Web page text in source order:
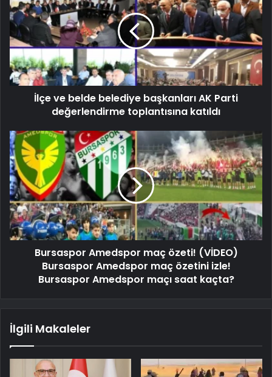
İlçe ve belde belediye başkanları AK Parti
değerlendirme toplantısına katıldı
Bursaspor Amedspor maç özeti! (VİDEO)
Bursaspor Amedspor maç özetini izle!
Bursaspor Amedspor maçı saat kaçta?
İlgili Makaleler